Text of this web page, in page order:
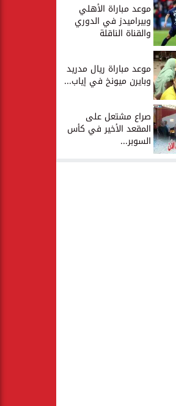
موعد مباراة الأهلي
وبيراميدز في الدوري
والقناة الناقلة
موعد مباراة ريال مدريد
وبايرن ميونخ في إياب...
صراع مشتعل على
المقعد الأخير في كأس
السوبر...